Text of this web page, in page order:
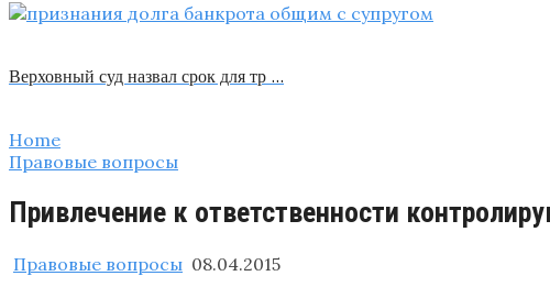
Верховный суд назвал срок для тр …
Home
Правовые вопросы
Привлечение к ответственности
Правовые вопросы 08.04.2015